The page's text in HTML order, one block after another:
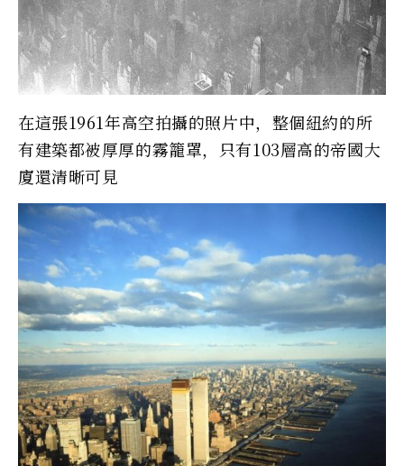
在這張1961年高空拍攝的照片中，整個紐約的所
有建築都被厚厚的霧籠罩，只有103層高的帝國大
廈還清晰可見